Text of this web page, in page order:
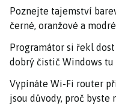
Poznejte tajemství
černé, oranžové a
Programátor si řekl
dobrý čistič Windows
Vypínáte Wi-Fi router
jsou důvody, proč byste